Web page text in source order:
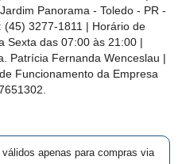
Panorama - Toledo - PR -
(45) 3277-1811 | Horário de
Sexta das 07:00 às 21:00 |
Patrícia Fernanda Wenceslau |
Funcionamento da Empresa
apenas para compras via